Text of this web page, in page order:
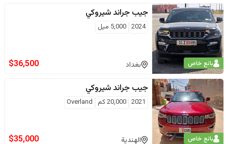
بائع خاص
جيب جراند شيروكي
2024
5,000 ميل
بغداد $36,500
بائع خاص
جيب جراند شيروكي
2021
20,000كم Overland
الهندية $35,000